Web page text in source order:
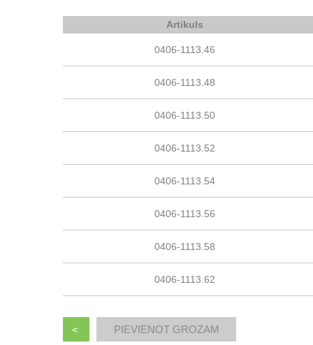
Artikuls
0406-1113.46
0406-1113.48
0406-1113.50
0406-1113.52
0406-1113.54
0406-1113.56
0406-1113.58
0406-1113.62
<